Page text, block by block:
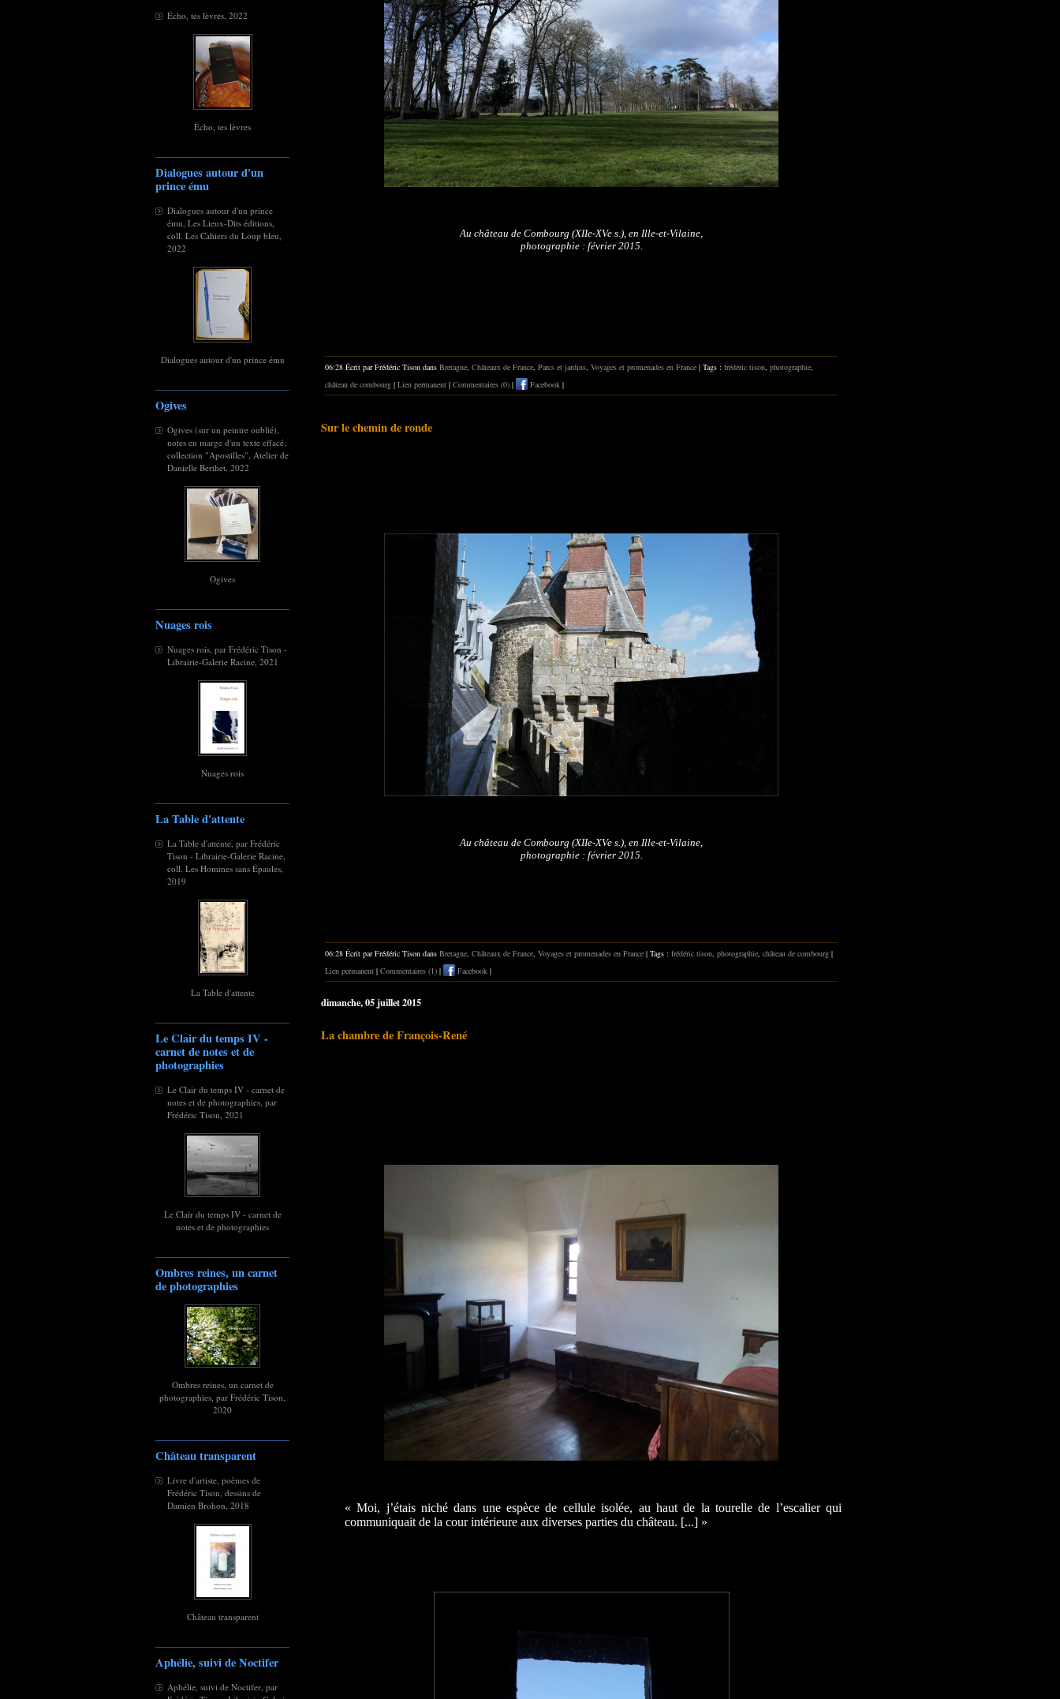
Écho, tes lèvres, 2022
Écho, tes lèvres
Dialogues autour d'un
prince ému
Dialogues autour d'un prince
ému, Les Lieux-Dits éditions,
coll. Les Cahiers du Loup bleu,
2022
Dialogues autour d'un prince ému
Ogives
Ogives (sur un peintre oublié),
notes en marge d'un texte effacé,
collection "Apostilles", Atelier de
Danielle Berthet, 2022
Ogives
Nuages rois
Nuages rois, par Frédéric Tison -
Librairie-Galerie Racine, 2021
Nuages rois
La Table d'attente
La Table d'attente, par Frédéric
Tison - Librairie-Galerie Racine,
coll. Les Hommes sans Épaules,
2019
La Table d'attente
Le Clair du temps IV -
carnet de notes et de
photographies
Le Clair du temps IV - carnet de
notes et de photographies, par
Frédéric Tison, 2021
Le Clair du temps IV - carnet de
notes et de photographies
Ombres reines, un carnet
de photographies
Ombres reines, un carnet de
photographies, par Frédéric Tison,
2020
Château transparent
Livre d'artiste, poèmes de
Frédéric Tison, dessins de
Damien Brohon, 2018
Château transparent
Aphélie, suivi de Noctifer
Aphélie, suivi de Noctifer, par
Au château de Combourg (XIIe-XVe s.), en Ille-et-Vilaine,
photographie : février 2015.
06:28 Écrit par Frédéric Tison dans Bretagne, Châteaux de France, Parcs et jardins, Voyages et promenades en France | Tags : frédéric tison, photographie,
château de combourg | Lien permanent | Commentaires (0) | Facebook |
Sur le chemin de ronde
Au château de Combourg (XIIe-XVe s.), en Ille-et-Vilaine,
photographie : février 2015.
06:28 Écrit par Frédéric Tison dans Bretagne, Châteaux de France, Voyages et promenades en France | Tags : frédéric tison, photographie, château de combourg |
Lien permanent | Commentaires (1) | Facebook |
dimanche, 05 juillet 2015
La chambre de François-René
« Moi, j’étais nichédans une espèce de cellule isolée, au haut de la tourelle de l’escalier qui
communiquait de la cour intérieure aux diverses parties du château. [...] »